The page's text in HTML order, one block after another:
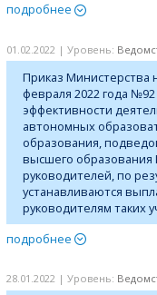
подробнее
01.02.2022 | Уровень:
Приказ Министерства
февраля 2022 года
эффективности
автономных
образования,
высшего образования
руководителей, по
устанавливаются
руководителям таких
подробнее
28.01.2022 | Уровень: